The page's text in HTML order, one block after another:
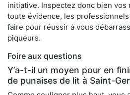
initiative. Inspectez donc bien vos
toute évidence, les professionnels
faire pour réussir à vous
piqueurs.
Foire aux questions
Y’a-t-il un moyen pour en
de punaises de lit à Saint-